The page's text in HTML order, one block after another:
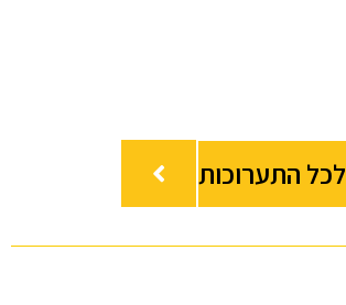
לכל התערוכות